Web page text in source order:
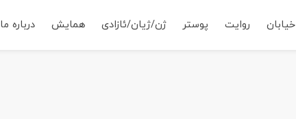
خیابان روایت پوستر ژن/ژیان/ئازادی همایش درباره ما